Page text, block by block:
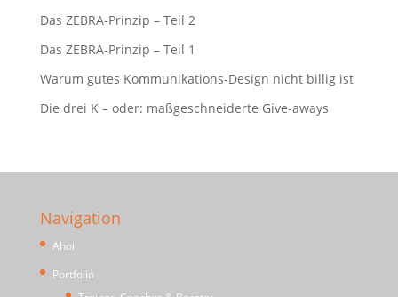
Das ZEBRA-Prinzip – Teil 2
Das ZEBRA-Prinzip – Teil 1
Warum gutes Kommunikations-Design nicht billig ist
Die drei K – oder: maßgeschneiderte Give-aways
Navigation
Ahoi
Portfolio